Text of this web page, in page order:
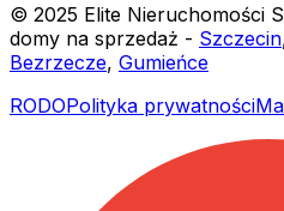
© 2025 Elite Nieruchomości
domy na sprzedaż - Szczecin
Bezrzecze, Gumieńce
RODOPolityka prywatności